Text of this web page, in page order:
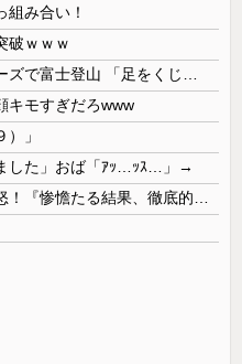
組み合い！
破ｗｗｗ
キモすぎだろwww
」
した」おば「ｱｯ…ｯｽ…」→